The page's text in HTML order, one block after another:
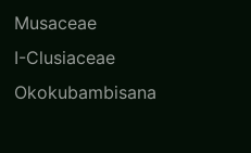
Musaceae
I-Clusiaceae
Okokubambisana